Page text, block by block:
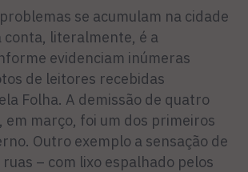
se acumulam na cidade
conta, literalmente, é a
eviden­ciam inúmeras
de leitores recebidas
Folha. A demissão de quatro
em mar­ço, foi um dos primeiros
Outro exemplo a sensação de
– com lixo espalhado pelos